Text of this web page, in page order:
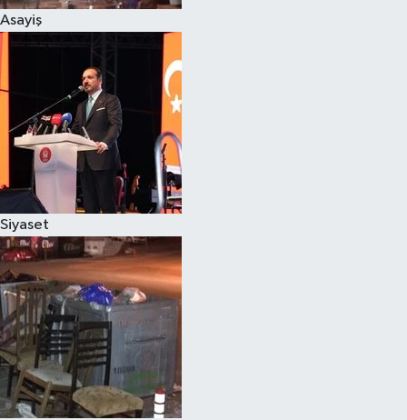
Asayiş
Siyaset